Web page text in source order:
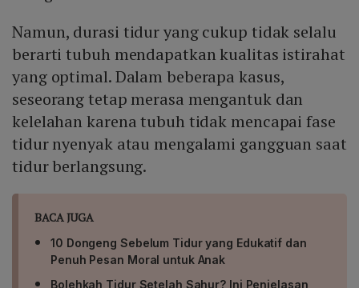
Namun, durasi tidur yang cukup tidak selalu
berarti tubuh mendapatkan kualitas istirahat
yang optimal. Dalam beberapa kasus,
seseorang tetap merasa mengantuk dan
kelelahan karena tubuh tidak mencapai fase
tidur nyenyak atau mengalami gangguan saat
tidur berlangsung.
BACA JUGA
10 Dongeng Sebelum Tidur yang Edukatif dan
Penuh Pesan Moral untuk Anak
Bolehkah Tidur Setelah Sahur? Ini Penjelasan